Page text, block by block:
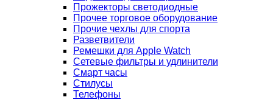
Прожекторы светодиодные
Прочее торговое оборудование
Прочие чехлы для спорта
Разветвители
Ремешки для Apple Watch
Сетевые фильтры и удлинители
Смарт часы
Стилусы
Телефоны